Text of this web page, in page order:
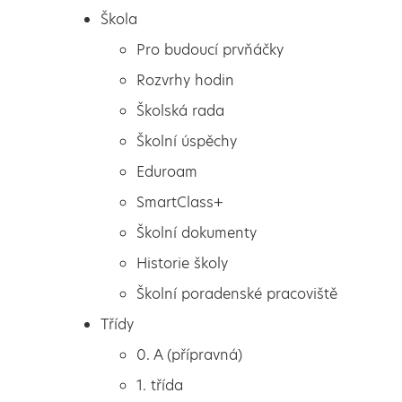
Pro budoucí prvňáčky
Rozvrhy hodin
Školská rada
Škola
Pro budoucí prvňáčky
Rozvrhy hodin
Školská rada
Školní úspěchy
Eduroam
SmartClass+
Školní dokumenty
Historie školy
Školní poradenské pracoviště
Třídy
0. A (přípravná)
1. třída
Blue-Boti ve výuce
informatiky